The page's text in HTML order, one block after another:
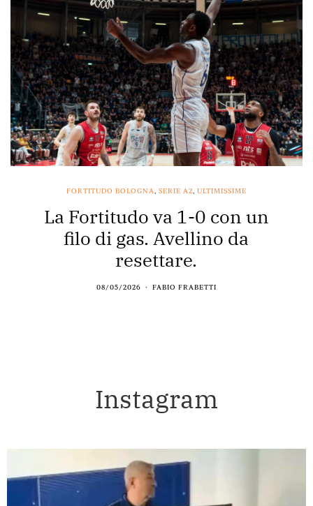
FORTITUDO BOLOGNA, SERIE A2, ULTIMISSIME
La Fortitudo va 1-0 con un
filo di gas. Avellino da
resettare.
08/05/2026 FABIO FRABETTI
Instagram